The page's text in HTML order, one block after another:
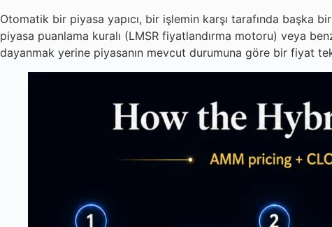
Otomatik bir piyasa yapıcı, bir işlemin karşı tarafında başka
piyasa puanlama kuralı (LMSR fiyatlandırma motoru) veya
dayanmak yerine piyasanın mevcut durumuna göre bir fiyat